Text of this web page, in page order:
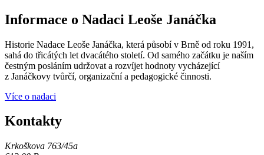
Informace o Nadaci Leoše Janáčka
Historie Nadace Leoše Janáčka, která působí v Brně od roku 1991,
sahá do třicátých let dvacátého století. Od samého začátku je naším
čestným posláním udržovat a rozvíjet hodnoty vycházející
z Janáčkovy tvůrčí, organizační a pedagogické činnosti.
Více o nadaci
Kontakty
Krkoškova 763/45a